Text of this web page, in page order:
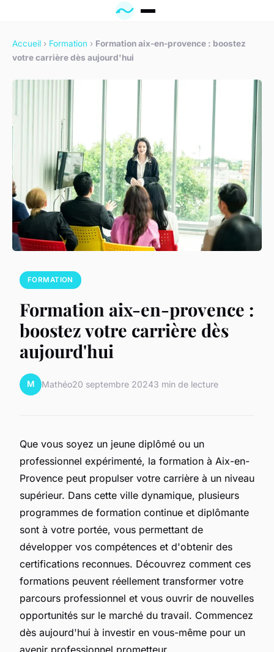
Accueil › Formation › Formation aix-en-provence : boostez
votre carrière dès aujourd'hui
FORMATION
Formation aix-en-provence :
boostez votre carrière dès
aujourd'hui
M Mathéo20 septembre 20243 min de lecture
Que vous soyez un jeune diplômé ou un
professionnel expérimenté, la formation à Aix-en-
Provence peut propulser votre carrière à un niveau
supérieur. Dans cette ville dynamique, plusieurs
programmes de formation continue et diplômante
sont à votre portée, vous permettant de
développer vos compétences et d'obtenir des
certifications reconnues. Découvrez comment ces
formations peuvent réellement transformer votre
parcours professionnel et vous ouvrir de nouvelles
opportunités sur le marché du travail. Commencez
dès aujourd'hui à investir en vous-même pour un
avenir professionnel prometteur.